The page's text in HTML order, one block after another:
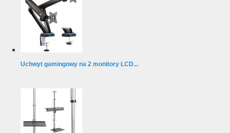
Uchwyt gamingowy na 2 monitory LCD...